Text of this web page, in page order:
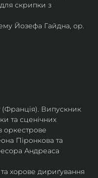
скрипки з
Йозефа Гайдна, ор.
(Франція). Випускник
та сценічних
оркестрове
Піронкова та
Андреаса
хорове дириґування